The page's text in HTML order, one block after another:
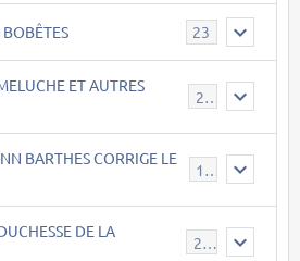
BOBÊTES 23
ET AUTRES
22
BARTHES CORRIGE LE
15
DE LA
23